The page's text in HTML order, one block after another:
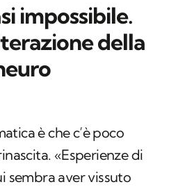
impossibile.
della
è che c’è poco
«Esperienze di
sembra aver vissuto